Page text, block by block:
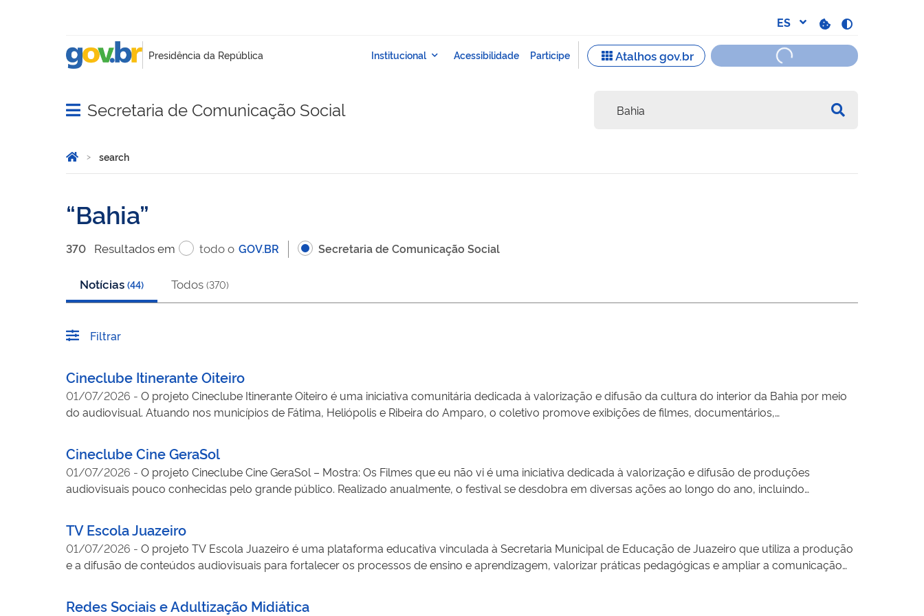
Abrir menu principal de navegação
Secretaria de Comunicação Social
Você está aqui:
Iniciosearch
Bahia
370 Resultadosem todo o GOV.BR Secretaria de Comunicação Social
Notícias (44) Todos (370)
Filtrar
Cineclube Itinerante Oiteiro
01/07/2026 - O projeto Cineclube Itinerante Oiteiro é uma iniciativa comunitária dedicada à valorização e difusão da cultura do interior da Bahia por meio
do audiovisual. Atuando nos municípios de Fátima, Heliópolis e Ribeira do Amparo, o coletivo promove exibições de filmes, documentários,
audiovisual em territórios frequentemente afastados dos circuitos culturais tradicionais. Ao dar visibilidade às histórias, identidades e manifestações
culturais do semiárido baiano, o projeto fortalece a participação comunitária, amplia o acesso à cultura e promove o reconhecimento e a valorização das
realidades locais.
Cineclube Cine GeraSol
01/07/2026 - O projeto Cineclube Cine GeraSol – Mostra: Os Filmes que eu não vi é uma iniciativa dedicada à valorização e difusão de produções
audiovisuais pouco conhecidas pelo grande público. Realizado anualmente, o festival se desdobra em diversas ações ao longo do ano, incluindo
ficam fora dos circuitos tradicionais de exibição, estimulando o debate sobre os desafios da distribuição e preservação audiovisual. Além de fortalecer a
formação crítica de públicos e realizadores, o projeto incentiva a reflexão sobre toda a cadeia produtiva do cinema, do desenvolvimento à circulação das
obras, promovendo novos olhares sobre a diversidade da produção cinematográfica brasileira.
TV Escola Juazeiro
01/07/2026 - O projeto TV Escola Juazeiro é uma plataforma educativa vinculada à Secretaria Municipal de Educação de Juazeiro que utiliza a produção
e a difusão de conteúdos audiovisuais para fortalecer os processos de ensino e aprendizagem, valorizar práticas pedagógicas e ampliar a comunicação
Redes Sociais e Adultização Midiática